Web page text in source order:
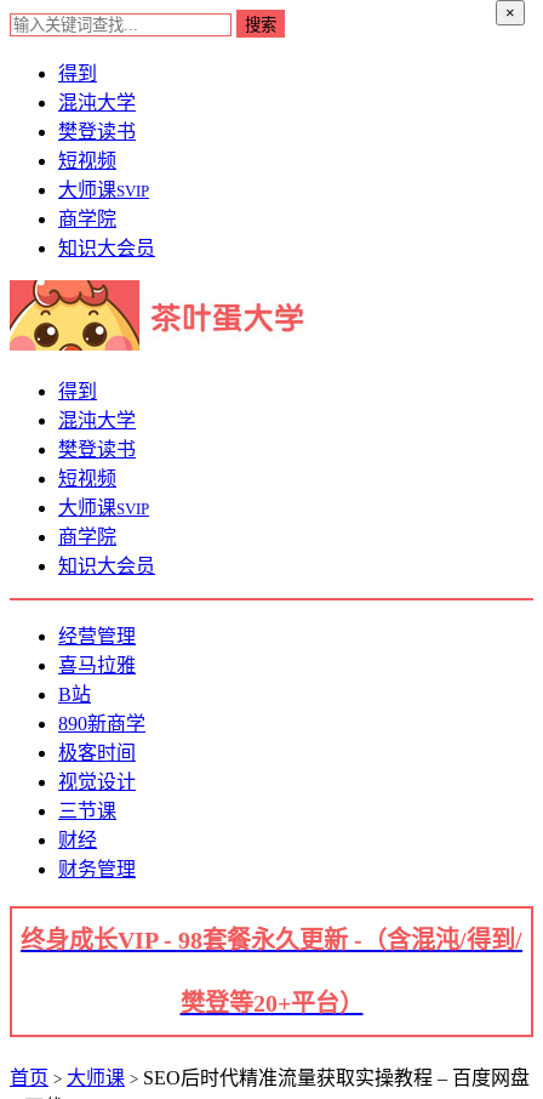
×
得到
混沌大学
樊登读书
短视频
大师课SVIP
商学院
知识大会员
得到
混沌大学
樊登读书
短视频
大师课SVIP
商学院
知识大会员
经营管理
喜马拉雅
B站
890新商学
极客时间
视觉设计
三节课
财经
财务管理
终身成长VIP - 98套餐永久更新 -（含混沌/得到/
樊登等20+平台）
首页 > 大师课 > SEO后时代精准流量获取实操教程 – 百度网盘